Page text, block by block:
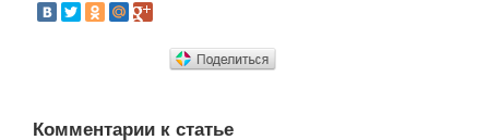
Комментарии к статье